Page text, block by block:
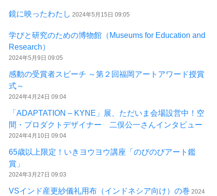
鏡に映ったわたし 2024年5月15日 09:05
学びと研究のための博物館（Museums for Education and
Research）
2024年5月9日 09:05
感動の受賞者スピーチ ～第２回福岡アートアワード授賞
式～
2024年4月24日 09:04
「ADAPTATION – KYNE」展、ただいま会場設営中！空
間・プロダクトデザイナー 二俣公一さんインタビュー
2024年4月10日 09:04
65歳以上限定！いきヨウヨウ講座「のびのびアート鑑
賞」
2024年3月27日 09:03
VSインド産更紗儀礼用布（インドネシア向け）の巻 2024